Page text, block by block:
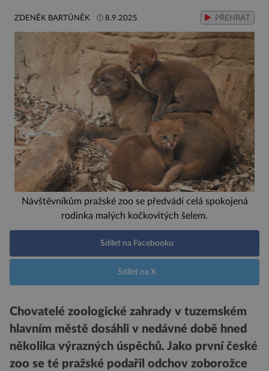
ZDENĚK BARTŮNĚK 8.9.2025 PŘEHRÁT
Návštěvníkům pražské zoo se předvádí celá spokojená
rodinka malých kočkovitých šelem.
Sdílet na Facebooku
Sdílet na X
Chovatelé zoologické zahrady v tuzemském
hlavním městě dosáhli v nedávné době hned
několika výrazných úspěchů. Jako první české
zoo se té pražské podařil odchov zoborožce